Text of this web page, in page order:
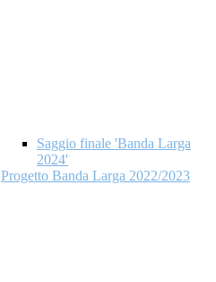
Saggio finale 'Banda Larga
2024'
Progetto Banda Larga 2022/2023